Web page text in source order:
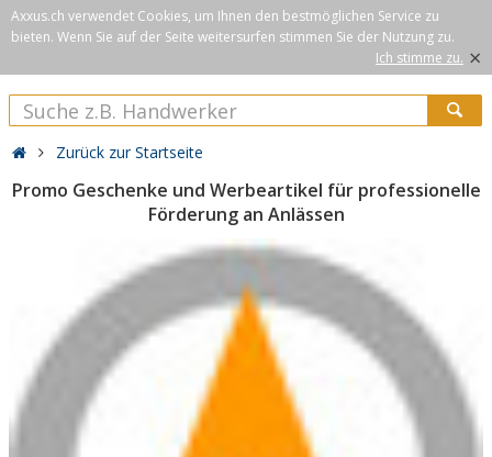
Axxus.ch verwendet Cookies, um Ihnen den bestmöglichen Service zu
bieten. Wenn Sie auf der Seite weitersurfen stimmen Sie der Nutzung zu.
Ich stimme zu. ×
Zurück zur Startseite
Promo Geschenke und Werbeartikel für professionelle
Förderung an Anlässen